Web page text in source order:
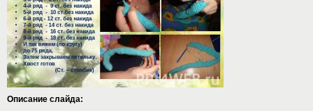
Описание слайда: